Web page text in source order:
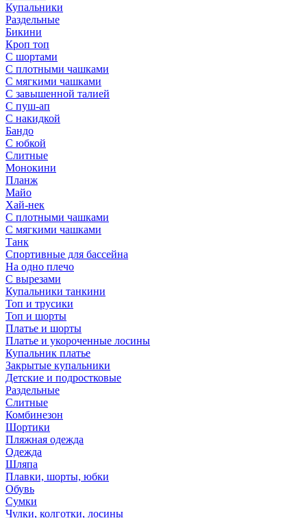
Купальники
Раздельные
Бикини
Кроп топ
С шортами
С плотными чашками
С мягкими чашками
С завышенной талией
С пуш-ап
С накидкой
Бандо
С юбкой
Слитные
Монокини
Планж
Майо
Хай-нек
С плотными чашками
С мягкими чашками
Танк
Спортивные для бассейна
На одно плечо
С вырезами
Купальники танкини
Топ и трусики
Топ и шорты
Платье и шорты
Платье и укороченные лосины
Купальник платье
Закрытые купальники
Детские и подростковые
Раздельные
Слитные
Комбинезон
Шортики
Пляжная одежда
Одежда
Шляпа
Плавки, шорты, юбки
Обувь
Сумки
Чулки, колготки, лосины